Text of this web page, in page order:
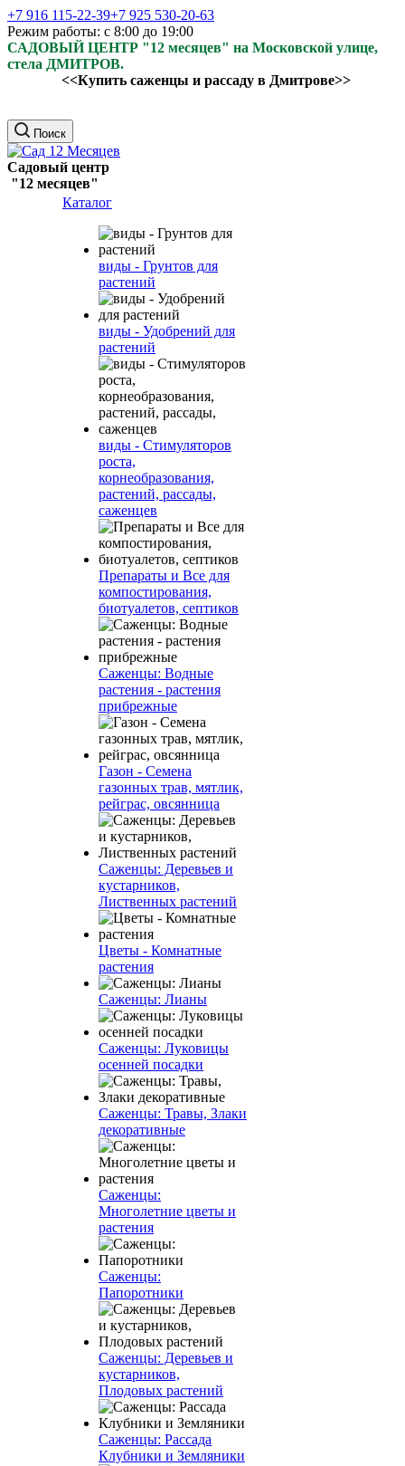
+7 916 115-22-39+7 925 530-20-63
Режим работы: с 8:00 до 19:00
САДОВЫЙ ЦЕНТР "12 месяцев" на Московской улице,
стела ДМИТРОВ.
<<Купить саженцы и рассаду в Дмитрове>>
Поиск
Садовый центр
"12 месяцев"
Каталог
виды - Грунтов для
растений
виды - Удобрений для
растений
виды - Стимуляторов
роста,
корнеобразования,
растений, рассады,
саженцев
Препараты и Все для
компостирования,
биотуалетов, септиков
Саженцы: Водные
растения - растения
прибрежные
Газон - Семена
газонных трав, мятлик,
рейграс, овсянница
Саженцы: Деревьев и
кустарников,
Лиственных растений
Цветы - Комнатные
растения
Саженцы: Лианы
Саженцы: Луковицы
осенней посадки
Саженцы: Травы, Злаки
декоративные
Саженцы:
Многолетние цветы и
растения
Саженцы:
Папоротники
Саженцы: Деревьев и
кустарников,
Плодовых растений
Саженцы: Рассада
Клубники и Земляники